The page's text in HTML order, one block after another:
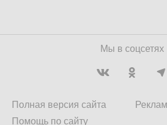
Мы в соцсетях
Полная версия сайта
Помощь по сайту